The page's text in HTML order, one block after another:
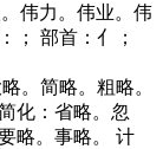
伟力。伟业。伟
； 部首：亻；
。简略。粗略。
化：省略。忽
略。事略。 计